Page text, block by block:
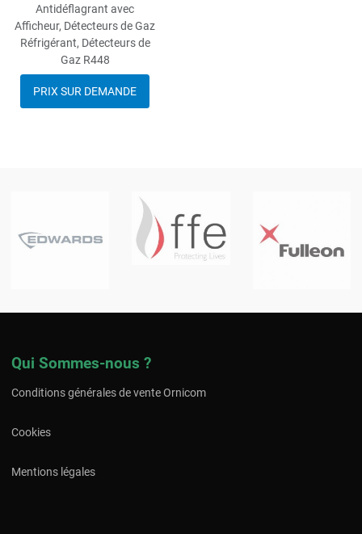
Antidéflagrant avec
Afficheur, Détecteurs de Gaz
Réfrigérant, Détecteurs de
Gaz R448
PRIX SUR DEMANDE
Qui Sommes-nous ?
Conditions générales de vente Ornicom
Cookies
Mentions légales